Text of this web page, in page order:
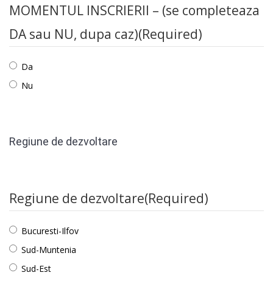
MOMENTUL INSCRIERII – (se completeaza
DA sau NU, dupa caz)(Required)
Da
Nu
Regiune de dezvoltare
Regiune de dezvoltare(Required)
Bucuresti-Ilfov
Sud-Muntenia
Sud-Est